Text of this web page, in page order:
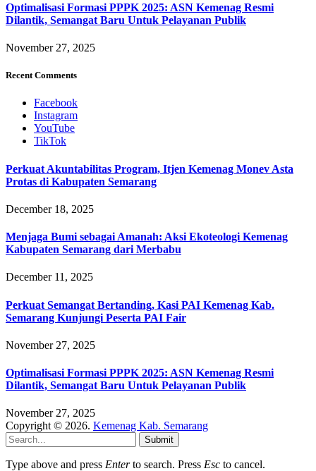
Optimalisasi Formasi PPPK 2025: ASN Kemenag Resmi
Dilantik, Semangat Baru Untuk Pelayanan Publik
November 27, 2025
Recent Comments
Facebook
Instagram
YouTube
TikTok
Perkuat Akuntabilitas Program, Itjen Kemenag Monev Asta
Protas di Kabupaten Semarang
December 18, 2025
Menjaga Bumi sebagai Amanah: Aksi Ekoteologi Kemenag
Kabupaten Semarang dari Merbabu
December 11, 2025
Perkuat Semangat Bertanding, Kasi PAI Kemenag Kab.
Semarang Kunjungi Peserta PAI Fair
November 27, 2025
Optimalisasi Formasi PPPK 2025: ASN Kemenag Resmi
Dilantik, Semangat Baru Untuk Pelayanan Publik
November 27, 2025
Copyright © 2026. Kemenag Kab. Semarang
Submit
Type above and press Enterto search. Press Esc to cancel.